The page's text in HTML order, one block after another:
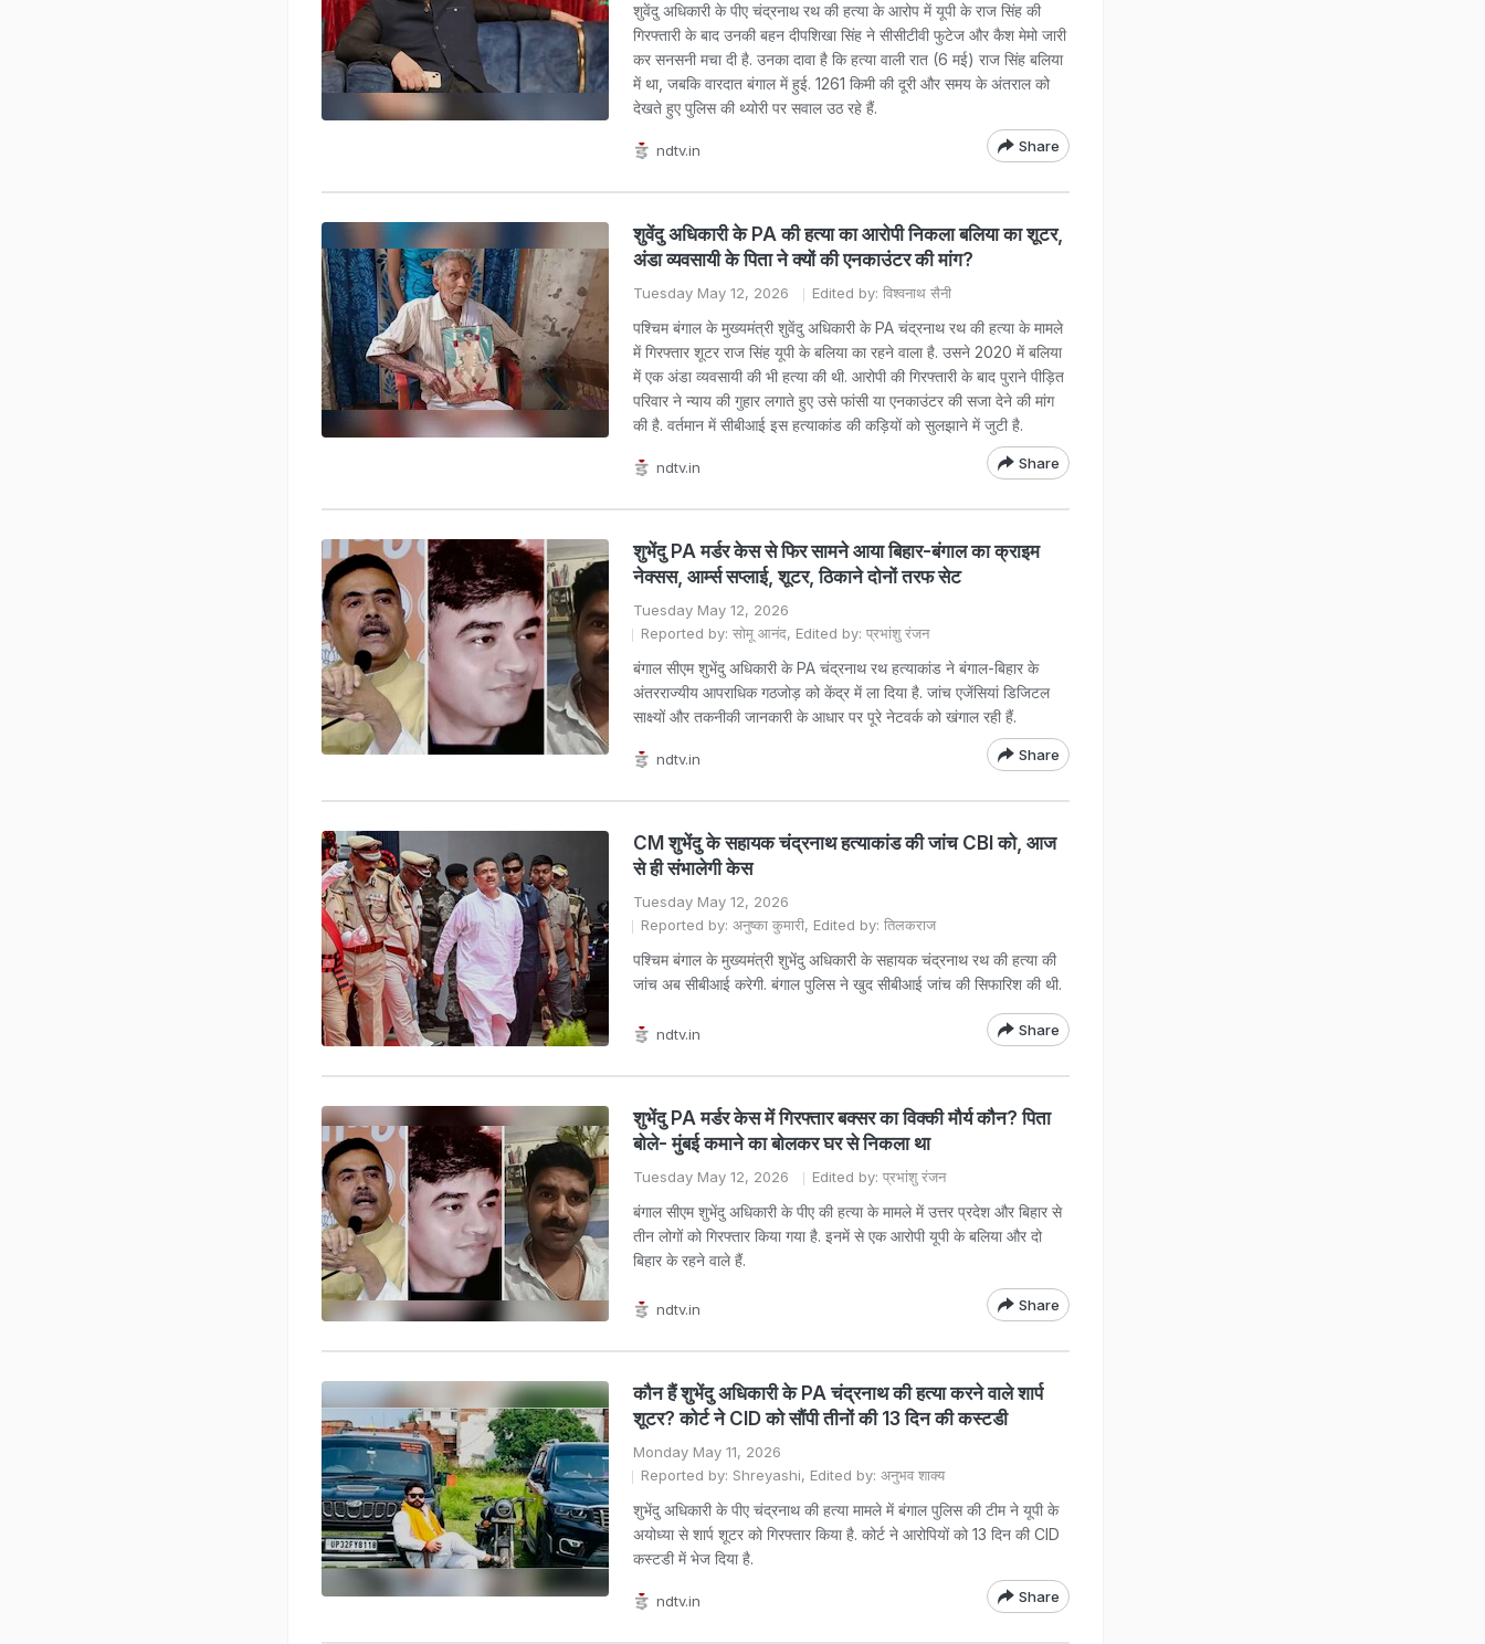
शुवेंदु अधिकारी के पीए चंद्रनाथ रथ की हत्या के आरोप में यूपी के राज सिंह की
गिरफ्तारी के बाद उनकी बहन दीपशिखा सिंह ने सीसीटीवी फुटेज और कैश मेमो जारी
कर सनसनी मचा दी है. उनका दावा है कि हत्या वाली रात (6 मई) राज सिंह बलिया
में था, जबकि वारदात बंगाल में हुई. 1261 किमी की दूरी और समय के अंतराल को
देखते हुए पुलिस की थ्योरी पर सवाल उठ रहे हैं.
ndtv.in Share
शुवेंदु अधिकारी के PA की हत्या का आरोपी निकला बलिया का शूटर,
अंडा व्यवसायी के पिता ने क्‍यों की एनकाउंटर की मांग?
Tuesday May 12, 2026 Edited by: विश्वनाथ सैनी
पश्चिम बंगाल के मुख्यमंत्री शुवेंदु अधिकारी के PA चंद्रनाथ रथ की हत्या के मामले
में गिरफ्तार शूटर राज सिंह यूपी के बलिया का रहने वाला है. उसने 2020 में बलिया
में एक अंडा व्यवसायी की भी हत्या की थी. आरोपी की गिरफ्तारी के बाद पुराने पीड़ित
परिवार ने न्याय की गुहार लगाते हुए उसे फांसी या एनकाउंटर की सजा देने की मांग
की है. वर्तमान में सीबीआई इस हत्याकांड की कड़ियों को सुलझाने में जुटी है.
ndtv.in Share
शुभेंदु PA मर्डर केस से फिर सामने आया बिहार-बंगाल का क्राइम
नेक्सस, आर्म्स सप्लाई, शूटर, ठिकाने दोनों तरफ सेट
Tuesday May 12, 2026
Reported by: सोमू आनंद, Edited by: प्रभांशु रंजन
बंगाल सीएम शुभेंदु अधिकारी के PA चंद्रनाथ रथ हत्याकांड ने बंगाल-बिहार के
अंतरराज्यीय आपराधिक गठजोड़ को केंद्र में ला दिया है. जांच एजेंसियां डिजिटल
साक्ष्यों और तकनीकी जानकारी के आधार पर पूरे नेटवर्क को खंगाल रही हैं.
ndtv.in Share
CM शुभेंदु के सहायक चंद्रनाथ हत्याकांड की जांच CBI को, आज
से ही संभालेगी केस
Tuesday May 12, 2026
Reported by: अनुष्का कुमारी, Edited by: तिलकराज
पश्चिम बंगाल के मुख्यमंत्री शुभेंदु अधिकारी के सहायक चंद्रनाथ रथ की हत्या की
जांच अब सीबीआई करेगी. बंगाल पुलिस ने खुद सीबीआई जांच की सिफारिश की थी.
ndtv.in Share
शुभेंदु PA मर्डर केस में गिरफ्तार बक्सर का विक्की मौर्य कौन? पिता
बोले- मुंबई कमाने का बोलकर घर से निकला था
Tuesday May 12, 2026 Edited by: प्रभांशु रंजन
बंगाल सीएम शुभेंदु अधिकारी के पीए की हत्या के मामले में उत्तर प्रदेश और बिहार से
तीन लोगों को गिरफ्तार किया गया है. इनमें से एक आरोपी यूपी के बलिया और दो
बिहार के रहने वाले हैं.
ndtv.in Share
कौन हैं शुभेंदु अधिकारी के PA चंद्रनाथ की हत्या करने वाले शार्प
शूटर? कोर्ट ने CID को सौंपी तीनों की 13 दिन की कस्टडी
Monday May 11, 2026
Reported by: Shreyashi, Edited by: अनुभव शाक्य
शुभेंदु अधिकारी के पीए चंद्रनाथ की हत्या मामले में बंगाल पुलिस की टीम ने यूपी के
अयोध्या से शार्प शूटर को गिरफ्तार किया है. कोर्ट ने आरोपियों को 13 दिन की CID
कस्टडी में भेज दिया है.
ndtv.in Share